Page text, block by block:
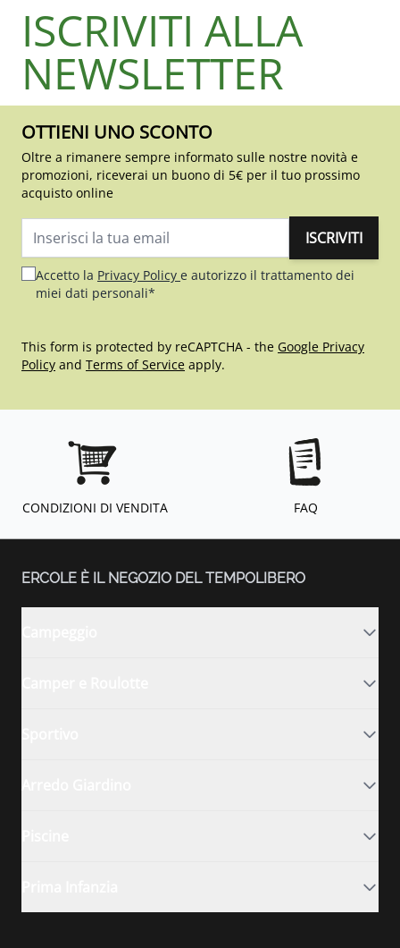
ISCRIVITI ALLA
NEWSLETTER
OTTIENI UNO SCONTO
Oltre a rimanere sempre informato sulle nostre novità e
promozioni, riceverai un buono di 5€ per il tuo prossimo
acquisto online
ISCRIVITI
Accetto la Privacy Policy e autorizzo il trattamento dei
miei dati personali*
This form is protected by reCAPTCHA - the Google Privacy
Policy and Terms of Service apply.
CONDIZIONI DI VENDITA FAQ
ERCOLE È IL NEGOZIO DEL TEMPOLIBERO